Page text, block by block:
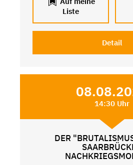
Liste
Detail
14:30 Uhr
DER